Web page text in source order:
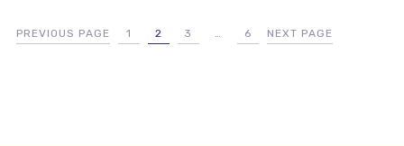
PREVIOUS PAGE 1 2 3 6 NEXT PAGE